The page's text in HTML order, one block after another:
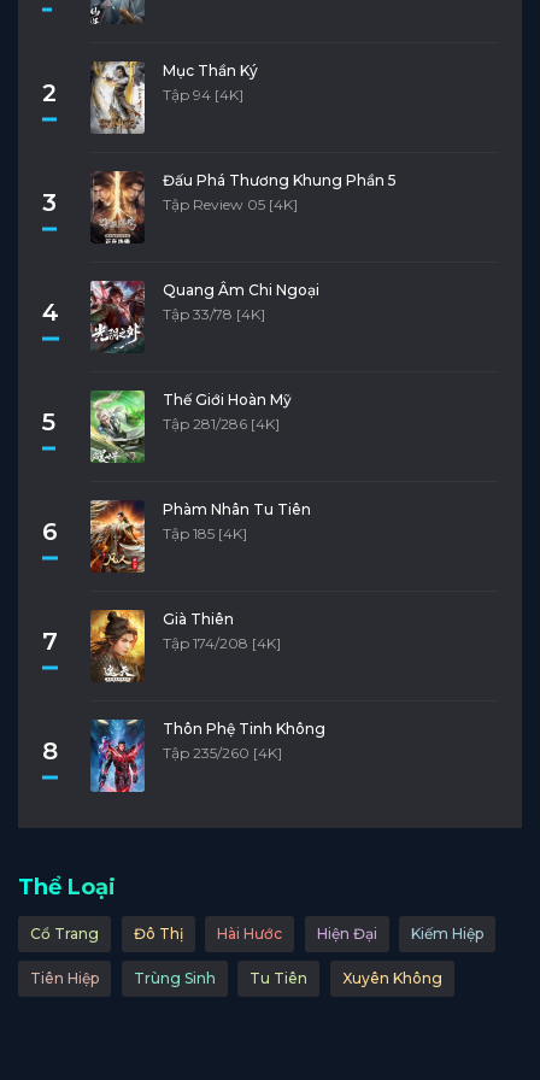
Tập 3 Tập 2
2
Mục Thần Ký
Tập 94 [4K]
3
Đấu Phá Thương Khung Phần 5
Tập Review 05 [4K]
4
Quang Âm Chi Ngoại
Tập 33/78 [4K]
5
Thế Giới Hoàn Mỹ
Tập 281/286 [4K]
6
Phàm Nhân Tu Tiên
Tập 185 [4K]
7
Già Thiên
Tập 174/208 [4K]
8
Thôn Phệ Tinh Không
Tập 235/260 [4K]
Thể Loại
Cổ Trang Đô Thị Hài Hước Hiện Đại Kiếm Hiệp
Tiên Hiệp Trùng Sinh Tu Tiên Xuyên Không